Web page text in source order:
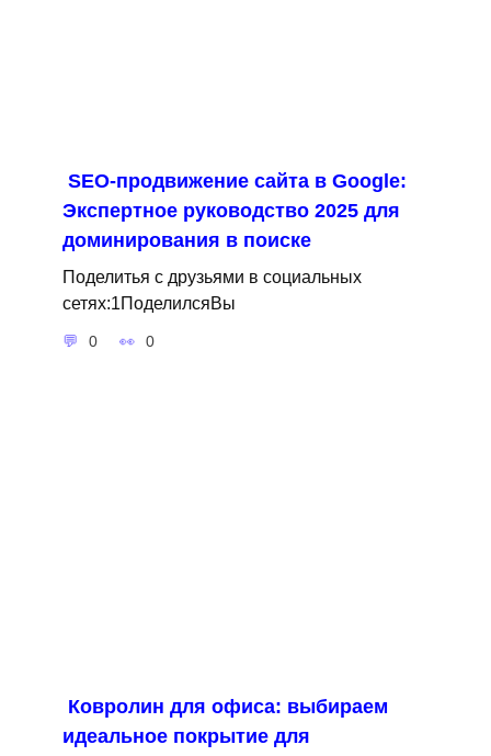
SEO-продвижение сайта в Google:
Экспертное руководство 2025 для
доминирования в поиске
Поделитья с друзьями в социальных
сетях:1ПоделилсяВы
0 0
Ковролин для офиса: выбираем
идеальное покрытие для